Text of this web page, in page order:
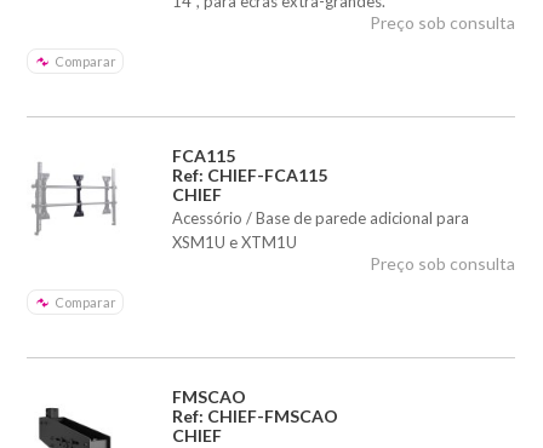
Comparar
Preço sob consulta
FCA115
Ref: CHIEF-FCA115
CHIEF
Acessório / Base de parede adicional para
XSM1U e XTM1U
Comparar
Preço sob consulta
FMSCAO
Ref: CHIEF-FMSCAO
CHIEF